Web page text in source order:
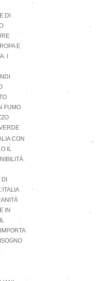
DI
E
I
FUMO
CON
IL
IN